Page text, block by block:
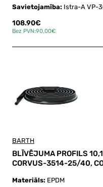
Savietojamība: Istra-A VP-
108.90€
Bez PVN:90.00€
BARTH
BLĪVĒJUMA PROFILS
CORVUS-3514-25/40,
Materiāls: EPDM